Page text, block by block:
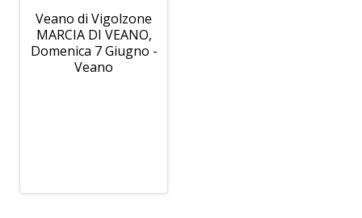
Veano di Vigolzone
MARCIA DI VEANO,
Domenica 7 Giugno -
Veano